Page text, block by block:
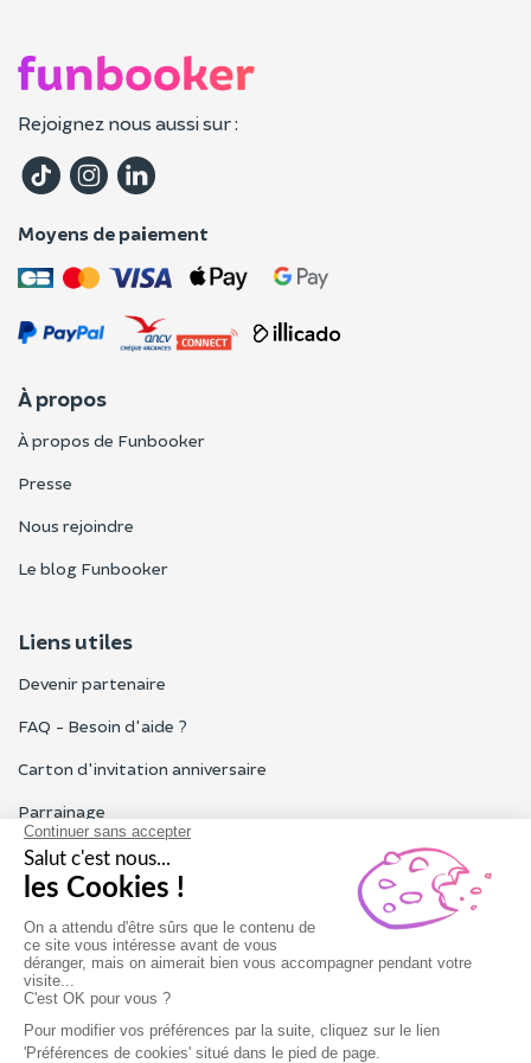
Rejoignez nous aussi sur :
Moyens de paiement
À propos
À propos de Funbooker
Presse
Nous rejoindre
Le blog Funbooker
Liens utiles
Devenir partenaire
FAQ - Besoin d'aide ?
Carton d'invitation anniversaire
Parrainage
Tous les avis Funbooker
Particuliers, entreprises, professionnels
Notre service client est ouvert du lundi au vendredi de 9h à 18h
Nous contacter